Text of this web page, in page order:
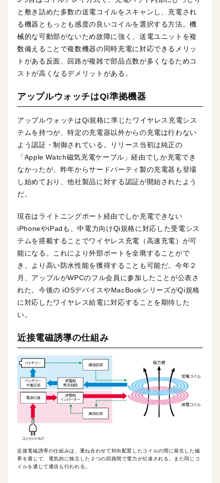
と敷き詰めた多数の送電コイルをスキャンし、充電され
る機器ともっとも感度の良いコイルを選択する方法。機
械的な可動部がないため故障に強く、送電ユニットを複
数備えることで複数機器の同時充電に対応できるメリッ
トがある反面、回路が複雑で部品点数が多くなるためコ
ストが高くなるデメリットがある。
アップルウォッチはQi準拠機器
アップルウォッチはQi規格に準じたワイヤレス充電シス
テムを持つが、特定の充電器以外からの充電は行わない
よう認証・制御されている。リリース当初は純正の
「Apple Watch磁気充電ケーブル」経由でしか充電でき
なかったが、昨年からサードパーティ製の充電器も登場
し始めており、他社製品に対する認証が開始されたよう
だ。
現在はライトニングポート経由でしか充電できない
iPhoneやiPadも、中電力向けQi規格に対応した受電シス
テムを搭載することでワイヤレス充電（高速充電）が可
能になる。これにより外部ポートを全廃することがで
き、より高い防水性能を獲得することも可能だ。今年２
月、アップルがWPCのフル会員に参加したことが公表さ
れた。今後の iOSデバイスやMacBookシリーズがQi規格
に対応したワイヤレス給電に対応することを期待した
い。
近接電磁誘導の仕組み
近接電磁誘導の仕組みは、重ね合わせて対向配置したコイルの間に発生した磁
界を通じて、電気的に独立した２つの回路間で電力が伝達される。また同じコ
イルを通じて通信も行われる。